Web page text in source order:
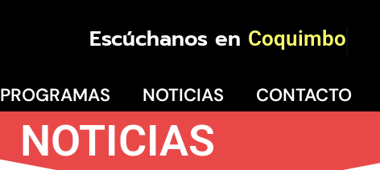
Escúchanos en Coquimbo
PROGRAMAS NOTICIAS CONTACTO
NOTICIAS